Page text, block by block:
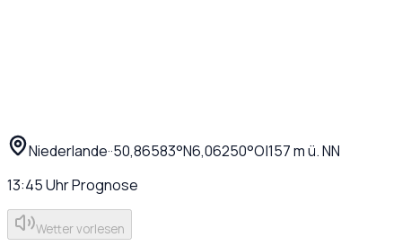
Niederlande··50,86583°N6,06250°O|157m ü. NN
13:45UhrPrognose
Wetter vorlesen